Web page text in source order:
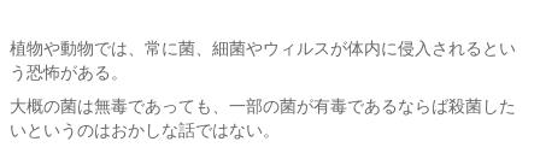
植物や動物では、常に菌、細菌やウィルスが体内に侵入されるとい
う恐怖がある。
大概の菌は無毒であっても、一部の菌が有毒であるならば殺菌した
いというのはおかしな話ではない。